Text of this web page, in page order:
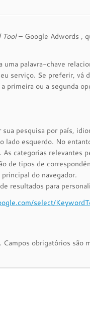
Tool– Google Adwords ,
palavra-chave
serviço. Se preferir,
primeira ou a segunda
sua pesquisa por país,
lado esquerdo. No
categorias relevantes
de tipos de
do navegador.
resultados para
select/
Campos obrigatórios são